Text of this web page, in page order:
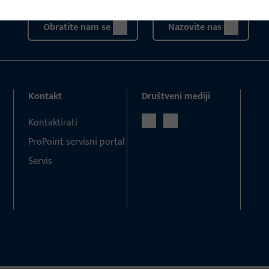
Obratite nam se Nazovite nas
Kontakt
Kontaktirati
ProPoint servisni portal
Servis
Društveni mediji